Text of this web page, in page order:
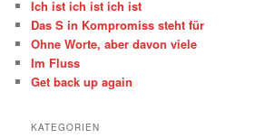
Ich ist ich ist ich ist
Das S in Kompromiss steht für
Ohne Worte, aber davon viele
Im Fluss
Get back up again
KATEGORIEN